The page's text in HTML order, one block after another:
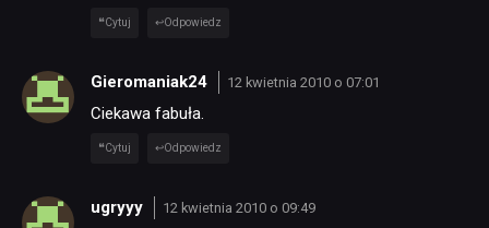
Cytuj Odpowiedz
Gieromaniak24 12 kwietnia 2010 o 07:01
Ciekawa fabuła.
Cytuj Odpowiedz
ugryyy 12 kwietnia 2010 o 09:49